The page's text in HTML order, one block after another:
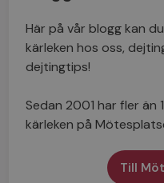
Här på vår blogg kan
kärleken hos oss,
dejtingtips!
Sedan 2001 har fler
kärleken på
Till